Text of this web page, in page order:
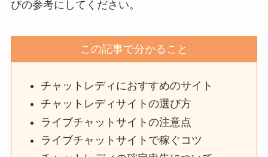
びの参考にしてください。
この記事で分かること
チャットレディにおすすめのサイト
チャットレディサイトの選び方
ライブチャットサイトの注意点
ライブチャットサイトで稼ぐコツ